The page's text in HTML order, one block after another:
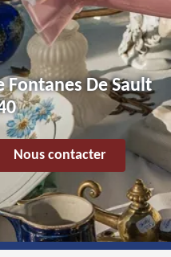
De Sault
Nous contacter